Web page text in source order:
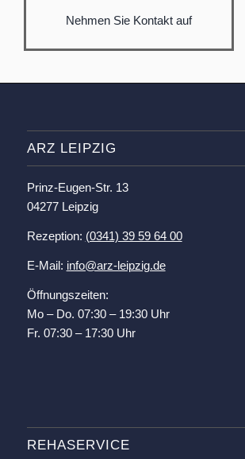
Nehmen Sie Kontakt auf
ARZ LEIPZIG
Prinz-Eugen-Str. 13
04277 Leipzig
Rezeption: (0341) 39 59 64 00
E-Mail: info@arz-leipzig.de
Öffnungszeiten:
Mo – Do. 07:30 – 19:30 Uhr
Fr. 07:30 – 17:30 Uhr
REHASERVICE